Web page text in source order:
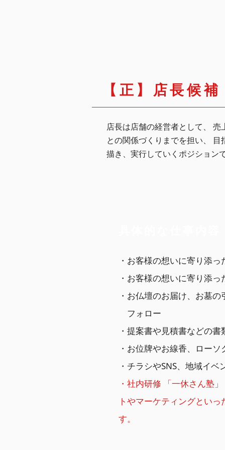
【正】店長候補
店長は店舗の経営者として、
との関係づくりまでを担い、
描き、実行していくポジション
・お客様の想いに寄り添
・お客様の想いに寄り添
・お仏壇のお届け、お墓
​ フォロー
・提案書や見積書などの
・お位牌やお線香、ローソ
・チラシやSNS、地域イ
・社内研修 「一休さん塾
トやマーケティングとい
す。